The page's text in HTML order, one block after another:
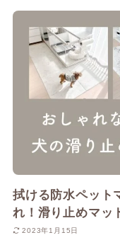
拭ける防水ペット
れ！滑り止めマッ
2023年1月15日